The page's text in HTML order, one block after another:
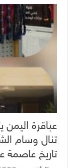
عباقرة اليمن
تاريخ عاصمة